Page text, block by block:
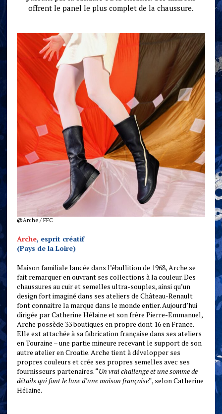
offrent le panel le plus complet de la chaussure.
@Arche / FFC
Arche, esprit créatif
(Pays de la Loire)
Maison familiale lancée dans l’ébullition de 1968, Arche se
fait remarquer en ouvrant ses collections à la couleur. Des
chaussures au cuir et semelles ultra-souples, ainsi qu’un
design fort imaginé dans ses ateliers de Château-Renault
font connaitre la marque dans le monde entier. Aujourd’hui
dirigée par Catherine Hélaine et son frère Pierre-Emmanuel,
Arche possède 33 boutiques en propre dont 16 en France.
Elle est attachée à sa fabrication française dans ses ateliers
en Touraine – une partie mineure recevant le support de son
autre atelier en Croatie. Arche tient à développer ses
propres couleurs et crée ses propres semelles avec ses
fournisseurs partenaires. “Un vrai challenge et une somme de
détails qui font le luxe d’une maison française”, selon Catherine
Hélaine.